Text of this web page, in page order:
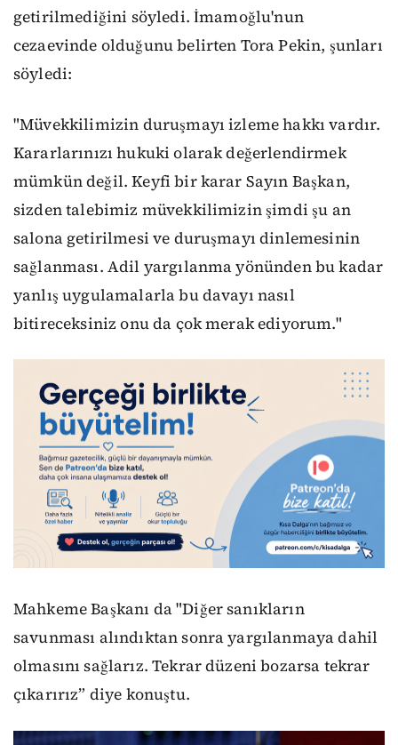
getirilmediğini söyledi. İmamoğlu'nun
cezaevinde olduğunu belirten Tora Pekin, şunları
söyledi:
"Müvekkilimizin duruşmayı izleme hakkı vardır.
Kararlarınızı hukuki olarak değerlendirmek
mümkün değil. Keyfi bir karar Sayın Başkan,
sizden talebimiz müvekkilimizin şimdi şu an
salona getirilmesi ve duruşmayı dinlemesinin
sağlanması. Adil yargılanma yönünden bu kadar
yanlış uygulamalarla bu davayı nasıl
bitireceksiniz onu da çok merak ediyorum."
Mahkeme Başkanı da "Diğer sanıkların
savunması alındıktan sonra yargılanmaya dahil
olmasını sağlarız. Tekrar düzeni bozarsa tekrar
çıkarırız” diye konuştu.